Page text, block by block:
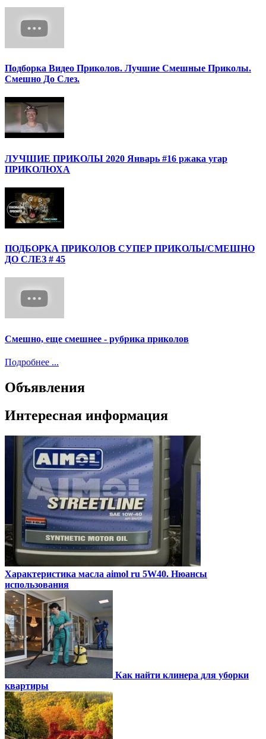
Подборка Видео Приколов. Лучшие Смешные Приколы.
Смешно До Слез.
ЛУЧШИЕ ПРИКОЛЫ 2020 Январь #16 ржака угар
ПРИКОЛЮХА
ПОДБОРКА ПРИКОЛОВ СУПЕР ПРИКОЛЫ/СМЕШНО
ДО СЛЕЗ # 45
Смешно, еще смешнее - рубрика приколов
Подробнее ...
Объявления
Интересная информация
Характеристика масла aimol ru 5W40. Нюансы
использования
Как найти клинера для уборки
квартиры